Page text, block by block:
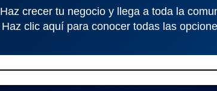
Haz crecer tu negocio y llega a toda la
Haz clic aquí para conocer todas las